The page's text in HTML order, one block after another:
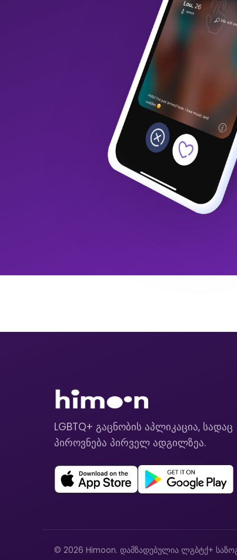
LGBTQ+ გაცნობის აპლიკაცია, სადაც
პიროვნება პირველ ადგილზეა.
© 2026 Himoon. დამზადებულია ლგბტქ+